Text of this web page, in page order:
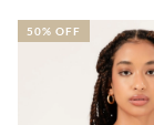
50% OFF